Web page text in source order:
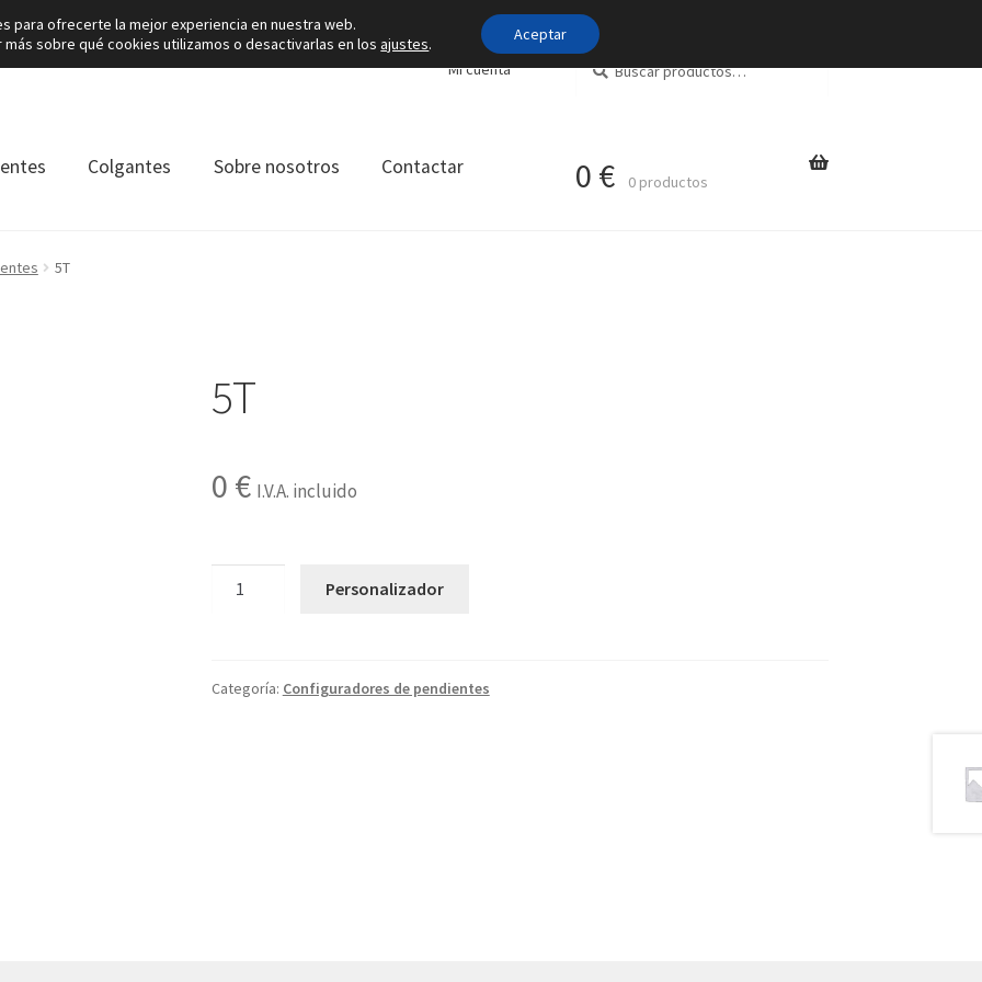
Mi cuenta
Buscar
por:
Buscar
Colgantes Sobre nosotros Contactar 0 € 0 productos
5T
5T
0 € I.V.A. incluido
Personalizador
Categoría: Configuradores de pendientes
para ofrecerte la mejor experiencia en nuestra web.
más sobre qué cookies utilizamos o desactivarlas en losajustes. Aceptar